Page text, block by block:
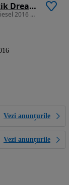
Kia Sportage 2.0 CRDI 4WD Automatik Dream-Team Edition
1995 cm3 • 136 CP • Kia Sportage GT Line 4x4 2.0 Diesel 2016 Automată Garantie/Rate
Vezi anunțurile
Vezi anunțurile